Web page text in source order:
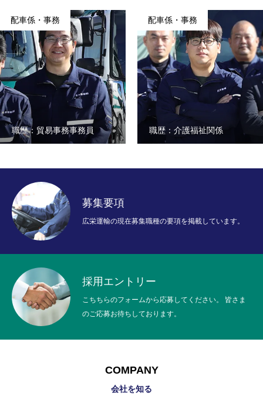
TOP
COMPANY
配車係・事務
職歴：貿易事務事務員
配車係・事務
職歴：介護福祉関係
募集要項
広栄運輸の現在募集職種の要項を掲載しています。
採用エントリー
こちちらのフォームから応募してください。 皆さま
のご応募お待ちしております。
COMPANY
会社を知る